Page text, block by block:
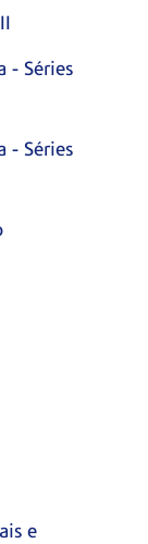
- Séries
- Séries
e